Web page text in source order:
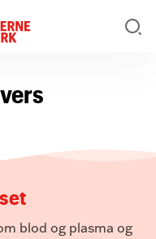
blod og plasma og